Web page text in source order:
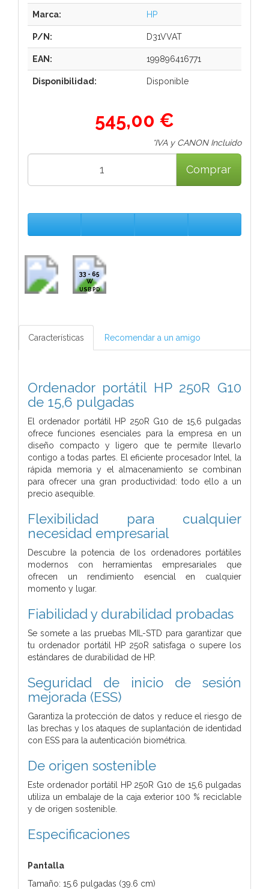
Marca: HP
P/N: D31VVAT
EAN: 199896416771
Disponibilidad: Disponible
545,00 €
*IVA y CANON Incluido
Comprar
33 - 65
W
USB PD
Características Recomendar a un amigo
Ordenador portátil HP 250R G10
de 15,6 pulgadas
El ordenador portátil HP 250R G10 de 15,6 pulgadas
ofrece funciones esenciales para la empresa en un
diseño compacto y ligero que te permite llevarlo
contigo a todas partes. El eficiente procesador Intel, la
rápida memoria y el almacenamiento se combinan
para ofrecer una gran productividad: todo ello a un
precio asequible.
Flexibilidad para cualquier
necesidad empresarial
Descubre la potencia de los ordenadores portátiles
modernos con herramientas empresariales que
ofrecen un rendimiento esencial en cualquier
momento y lugar.
Fiabilidad y durabilidad probadas
Se somete a las pruebas MIL-STD para garantizar que
tu ordenador portátil HP 250R satisfaga o supere los
estándares de durabilidad de HP.
Seguridad de inicio de sesión
mejorada (ESS)
Garantiza la protección de datos y reduce el riesgo de
las brechas y los ataques de suplantación de identidad
con ESS para la autenticación biométrica.
De origen sostenible
Este ordenador portátil HP 250R G10 de 15,6 pulgadas
utiliza un embalaje de la caja exterior 100 % reciclable
y de origen sostenible.
Especificaciones
Pantalla
Tamaño: 15.6 pulgadas (39.6 cm)